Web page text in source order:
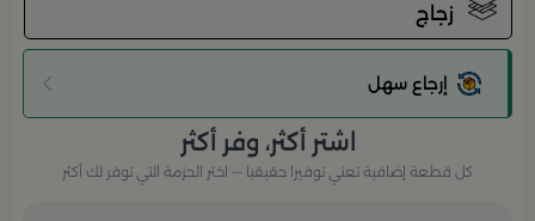
زجاج
إرجاع سهل
اشتر أكثر، وفر أكثر
كل قطعة إضافية تعني توفيرا حقيقيا — اختر الحزمة التي توفر لك أكثر